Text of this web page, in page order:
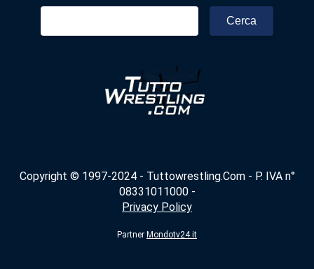
Copyright © 1997-2024 - Tuttowrestling.Com - P. IVA n°
08331011000 -
Privacy Policy
Partner Mondotv24.it